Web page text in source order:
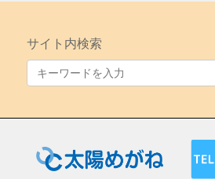
サイト内検索